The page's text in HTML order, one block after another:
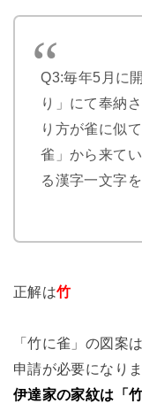
Q3:毎年5月に
り」にて奉納
り方が雀に似
雀」から来て
る漢字一文字を
正解は竹
「竹に雀」の図案
申請が必要になりま
伊達家の家紋は「